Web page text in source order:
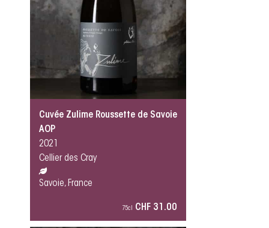
Cuvée Zulime Roussette de Savoie
AOP
2021
Cellier des Cray
Savoie, France
75cl CHF 31.00